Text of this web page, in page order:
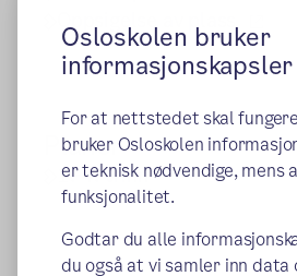
Osloskolen bruker
informasjonskapsler
For at nettstedet skal
bruker Osloskolen
er teknisk nødvendige, mens
funksjonalitet.
Godtar du alle
du også at vi samler inn
Planer
1.-4. trinn